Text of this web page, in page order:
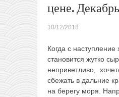
цене.
10/12/2018
Когда с наступление
становится жутко
неприветливо,
сбежать в дальние
на берегу моря.